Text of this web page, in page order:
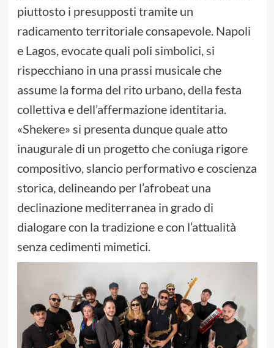
piuttosto i presupposti tramite un
radicamento territoriale consapevole. Napoli
e Lagos, evocate quali poli simbolici, si
rispecchiano in una prassi musicale che
assume la forma del rito urbano, della festa
collettiva e dell’affermazione identitaria.
«Shekere» si presenta dunque quale atto
inaugurale di un progetto che coniuga rigore
compositivo, slancio performativo e coscienza
storica, delineando per l’afrobeat una
declinazione mediterranea in grado di
dialogare con la tradizione e con l’attualità
senza cedimenti mimetici.